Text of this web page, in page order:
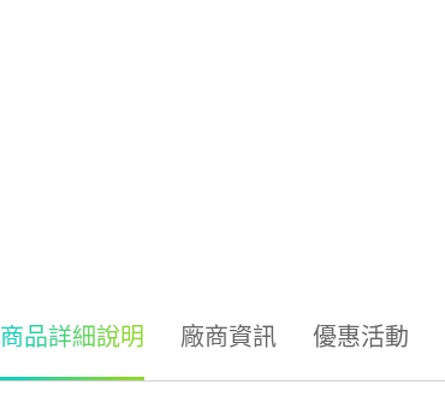
商品詳細說明 廠商資訊 優惠活動